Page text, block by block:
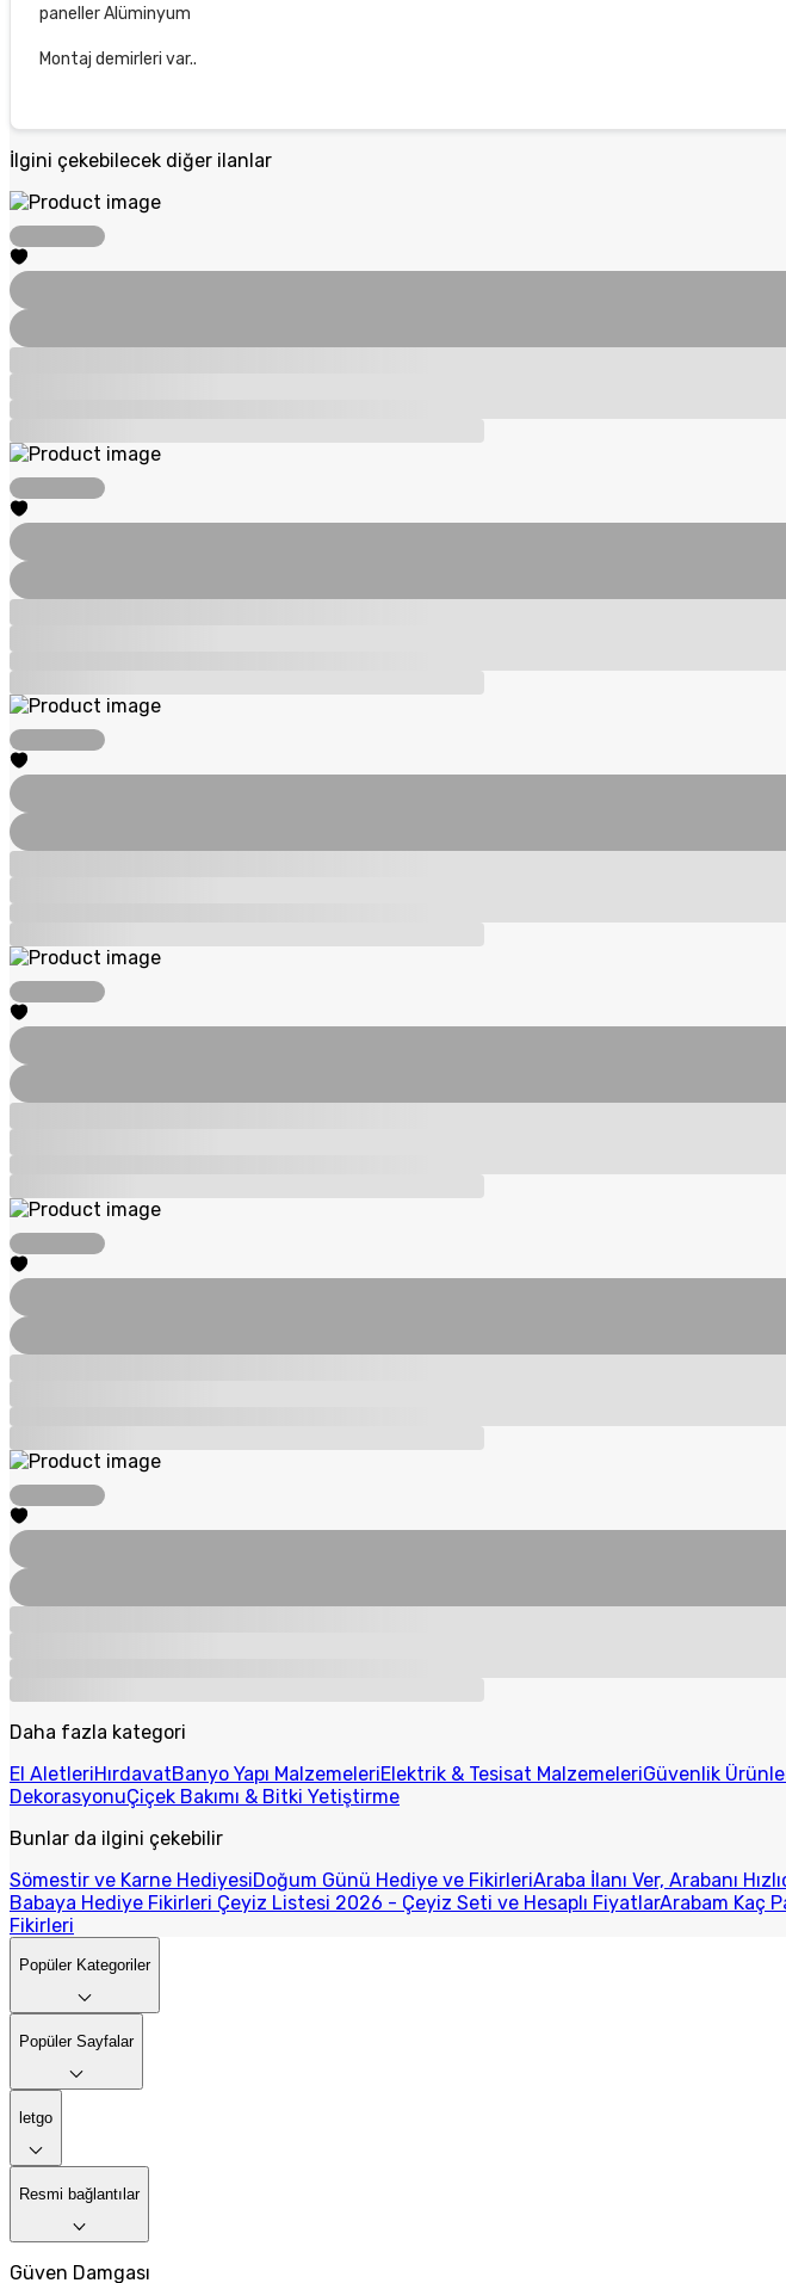
paneller Alüminyum
Montaj demirleri var..
İlgini çekebilecek diğer ilanlar
Daha fazla kategori
El AletleriHırdavatBanyo Yapı MalzemeleriElektrik & Tesisat MalzemeleriGüvenlik
DekorasyonuÇiçek Bakımı & Bitki Yetiştirme
Bunlar da ilgini çekebilir
Sömestir ve Karne HediyesiDoğum Günü Hediye ve FikirleriAraba İlanı Ver, Arabanı
Babaya Hediye Fikirleri Çeyiz Listesi 2026 - Çeyiz Seti ve Hesaplı FiyatlarArabam Kaç
Fikirleri
Popüler Kategoriler
Popüler Sayfalar
letgo
Resmi bağlantılar
Güven Damgası